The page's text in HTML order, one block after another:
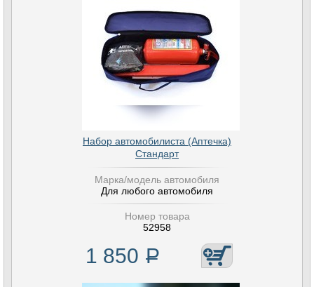
Набор автомобилиста (Аптечка)
Стандарт
Марка/модель автомобиля
Для любого автомобиля
Номер товара
52958
1 850 Р